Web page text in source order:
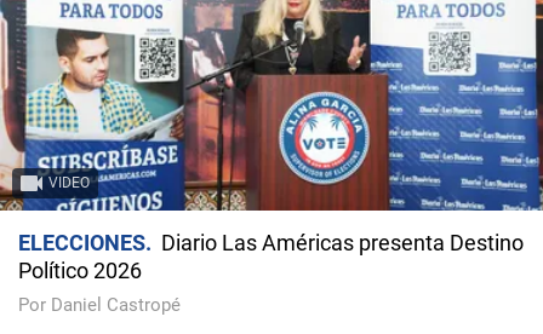
VIDEO
ELECCIONES
Diario Las Américas presenta Destino
Político 2026
Por Daniel Castropé